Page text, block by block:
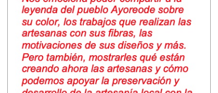
Panorama dos museus na Ibero-
América
Banco de Boas Práticas
Convocatórias
Publicações Ibermuseus
Centro de Documentação